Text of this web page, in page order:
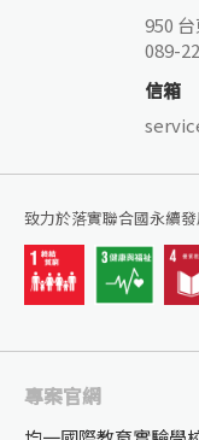
950
089-
信箱
致力於落實聯合國永續
專案官網